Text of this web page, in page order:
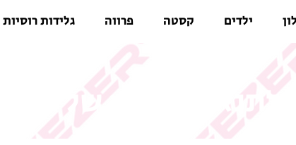
ילדים קסטה פרווה גלידות רוסיות
לתנאי המבצע של המוצר